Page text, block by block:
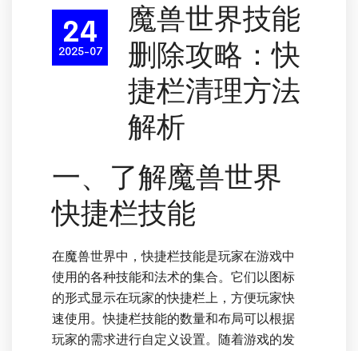
24
2025-07
魔兽世界技能
删除攻略：快
捷栏清理方法
解析
一、了解魔兽世界
快捷栏技能
在魔兽世界中，快捷栏技能是玩家在游戏中
使用的各种技能和法术的集合。它们以图标
的形式显示在玩家的快捷栏上，方便玩家快
速使用。快捷栏技能的数量和布局可以根据
玩家的需求进行自定义设置。随着游戏的发